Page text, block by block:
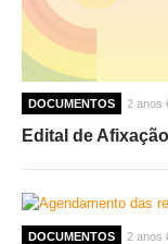
DOCUMENTOS 2 anos
Edital de
DOCUMENTOS 2 anos